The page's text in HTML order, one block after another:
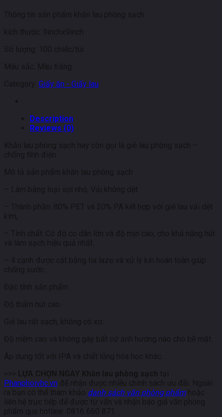
Thông tin sản phẩm khăn lau phòng sạch
kích thước: 9inchx9inch
Số lượng: 100 chiếc/túi
Màu sắc: Màu trắng
Category: Giấy ăn - Giấy lau
Description
Reviews (0)
Khăn lau phòng sạch hay còn gọi là giẻ lau phòng sạch –
chống tĩnh điện
Mô tả sản phẩm khăn lau phòng sạch
– Làm bằng loại sợi nhỏ, Vải không dệt
– Thành phần: 80% PET và 20% PA kết hợp với giẻ lau vải dệt
kim,
– Tính chất: Có độ co dãn lớn và độ mịn cao, cho khả năng hút
và làm sạch hiệu quả nhất.
– 4 cạnh được cắt bằng tia laze và xử lý kín hoàn toàn giúp
chống xước.
Đặc tính sản phẩm
Độ thấm hút cao
Giẻ lau rất sạch, không có xơ.
Độ mềm cao và không gây bất cứ ảnh hưởng nào cho bề mặt.
Áp dụng tốt với IPA và chất lỏng hóa học khác.
>>> LỰA CHỌN NGAY Khăn lau phòng sạch tại
Phanphoivhc.vn để nhận được nhiều chính sách ưu đãi. Ngoài
ra bạn có thể tham khảo danh sách văn phòng phẩm hoặc
liên hệ trực tiếp để được tư vấn và nhận báo giá văn phòng
phẩm qua hotline: 0816 660 871